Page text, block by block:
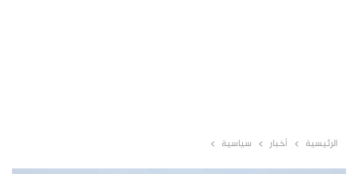
الرئيسية أخبار سياسية